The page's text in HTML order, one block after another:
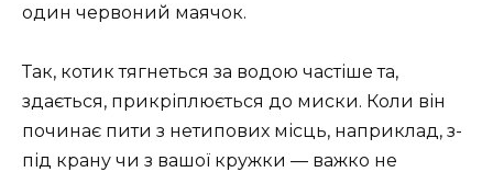
один червоний маячок.
Так, котик тягнеться за водою частіше та,
здається, прикріплюється до миски. Коли він
починає пити з нетипових місць, наприклад, з-
під крану чи з вашої кружки — важко не